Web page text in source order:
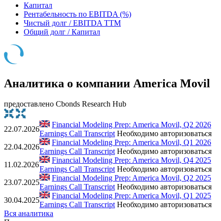
Капитал
Рентабельность по EBITDA (%)
Чистый долг / EBITDA TTM
Общий долг / Капитал
Аналитика о компании America Movil
предоставлено Cbonds Research Hub
22.07.2026
Financial Modeling Prep: America Movil, Q2 2026
Earnings Call Transcript Необходимо авторизоваться
22.04.2026
Financial Modeling Prep: America Movil, Q1 2026
Earnings Call Transcript Необходимо авторизоваться
11.02.2026
Financial Modeling Prep: America Movil, Q4 2025
Earnings Call Transcript Необходимо авторизоваться
23.07.2025
Financial Modeling Prep: America Movil, Q2 2025
Earnings Call Transcript Необходимо авторизоваться
30.04.2025
Financial Modeling Prep: America Movil, Q1 2025
Earnings Call Transcript Необходимо авторизоваться
Вся аналитика